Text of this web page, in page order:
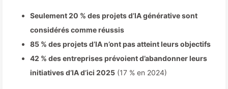
Seulement 20 % des projets d’IA générative sont
considérés comme réussis
85 % des projets d’IA n’ont pas atteint leurs objectifs
42 % des entreprises prévoient d’abandonner leurs
initiatives d’IA d’ici 2025 (17 % en 2024)